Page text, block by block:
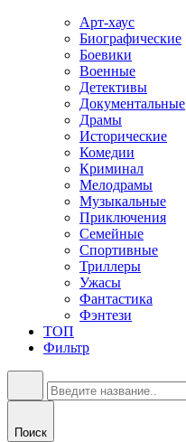
Арт-хаус
Биографические
Боевики
Военные
Детективы
Документальные
Драмы
Исторические
Комедии
Криминал
Мелодрамы
Музыкальные
Приключения
Семейные
Спортивные
Триллеры
Ужасы
Фантастика
Фэнтези
ТОП
Фильтр
Поиск